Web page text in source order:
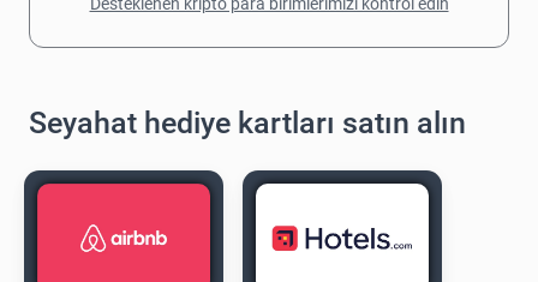
Seyahat hediye kartları satın alın